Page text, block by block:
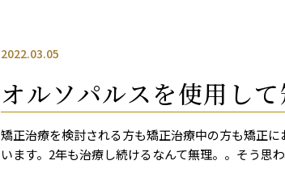
2022.03.05
オルソパルスを使用し
矯正治療を検討される方も矯正治療中の方も矯正
います。2年も治療し続けるなんて無理。。そう思